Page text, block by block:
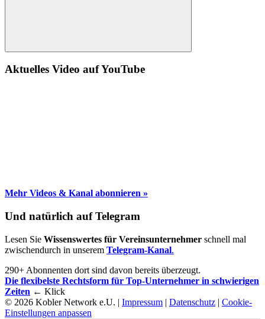
Suche
Aktuelles Video auf YouTube
Mehr Videos & Kanal abonnieren »
Und natürlich auf Telegram
Lesen Sie Wissenswertes für Vereinsunternehmer schnell mal
zwischendurch in unserem Telegram-Kanal.
290+ Abonnenten dort sind davon bereits überzeugt.
Die flexibelste Rechtsform für Top-Unternehmer in schwierigen
Zeiten ← Klick
© 2026 Kobler Network e.U. | Impressum | Datenschutz | Cookie-
Einstellungen anpassen